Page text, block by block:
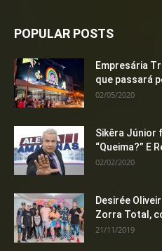
POPULAR POSTS
Empresária
que passará
02/05/2020
Sikêra Júnior
“Queima?” E
02/02/2020
Desirée
Zorra Total,
21/11/2019